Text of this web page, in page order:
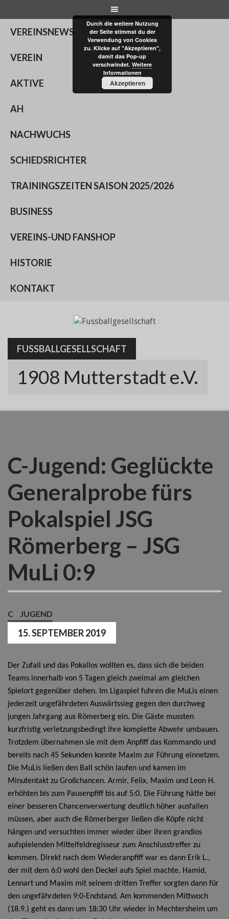
to
content
VEREINSNEWS
VEREIN
AKTIVE
AH
NACHWUCHS
SCHIEDSRICHTER
TRAININGSZEITEN SAISON 2025/2026
BUSINESS
VEREINS-UND FANSHOP
HISTORIE
KONTAKT
FUSSBALLGESELLSCHAFT
1908 Mutterstadt e.V.
C-Jugend: Geglückte
Generalprobe fürs
Pokalspiel JSG
Römerberg – JSG
MuLi 0:9
C JUGEND
15. SEPTEMBER 2019
Der Zufall und das Pokallos wollten es, dass sich die beiden
Teams innerhalb von 5 Tagen gleich zweimal am gleichen
Spielort gegenüber stehen. Im Ligaspiel fuhren die MuLis einen
jederzeit ungefährdeten Auswärtssieg gegen den durchweg
jungen Jahrgang aus Römerberg ein. Die Gäste mussten
kurzfristig verletzungsbedingt ihre komplette Abwehr umbauen.
Trotzdem übernahmen sie mit dem Anpfiff das Kommando und
bereits nach 45 Sekunden konnte Maxim zur Führung einnetzen.
Die MuLis ließen den Ball schön laufen und kamen im
Minutentakt zu Großchancen. Armir, Felix, Maxim und Leon H.
erhöhten bis zum Pausenpfiff bis auf 5:0. Die Führung hätte bei
einer besseren Chancenverwertung deutlich höher ausfallen
müssen, aber auch die Römerberger ließen die Köpfe nicht
hängen und versuchten immer wieder über ihren grandios
aufspielenden Mittelfeldregisseur zum Anschlusstreffer zu
kommen. Direkt nach dem Wiederanpfiff war es dann Erik L.,
der mit dem 6:0 wohl den Deckel aufs Spiel machte. Hamid,
Lennart und Maxim mit seinem dritten Treffer sorgten dann für
den ungefährdeten 9:0-Endstand. Am kommenden Mittwoch
(18.9.) geht es dann um 18:30 Uhr wieder in Mechtersheim um
Durch die weitere Nutzung
der Seite stimmst du der
Verwendung von Cookies
zu. Klicke auf "Akzeptieren",
damit das Pop-up
verschwindet. Weitere
Informationen
Akzeptieren